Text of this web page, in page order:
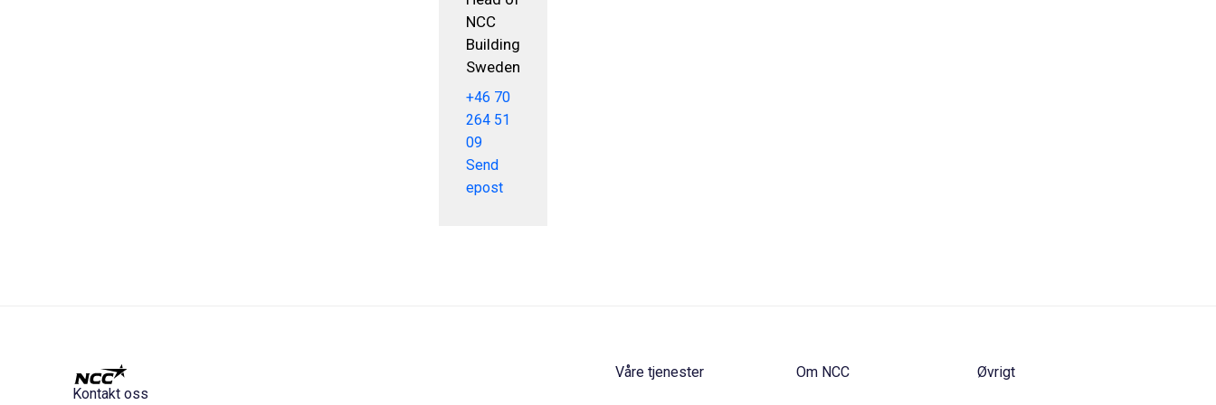
NCC
Building
Sweden
+46 70
264 51
09
Send
epost
Kontakt oss
Våre tjenester Om NCC Øvrigt